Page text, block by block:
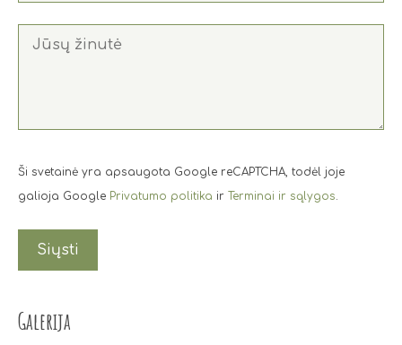
Ši svetainė yra apsaugota Google reCAPTCHA, todėl joje
galioja Google Privatumo politika ir Terminai ir sąlygos.
Galerija